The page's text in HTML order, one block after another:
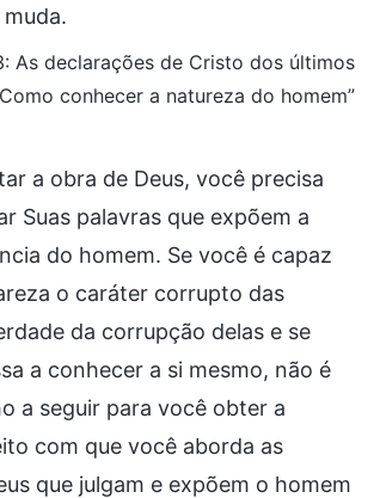
As declarações de Cristo dos últimos
conhecer a natureza do homem”
a obra de Deus, você precisa
Suas palavras que expõem a
do homem. Se você é capaz
o caráter corrupto das
da corrupção delas e se
a conhecer a si mesmo, não é
a seguir para você obter a
com que você aborda as
que julgam e expõem o homem